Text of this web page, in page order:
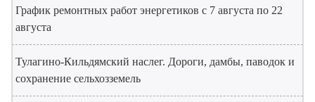
График ремонтных работ энергетиков с 7 августа по 22
августа
Тулагино-Кильдямский наслег. Дороги, дамбы, паводок и
сохранение сельхозземель